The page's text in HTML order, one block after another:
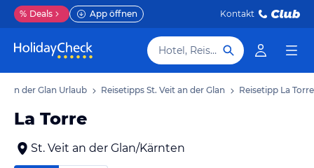
% Deals App öffnen Kontakt
Hotel, Reiseziel
an der Glan Urlaub Reisetipps St. Veit an der Glan Reisetipp La Torre
La Torre
St. Veit an der Glan/Kärnten